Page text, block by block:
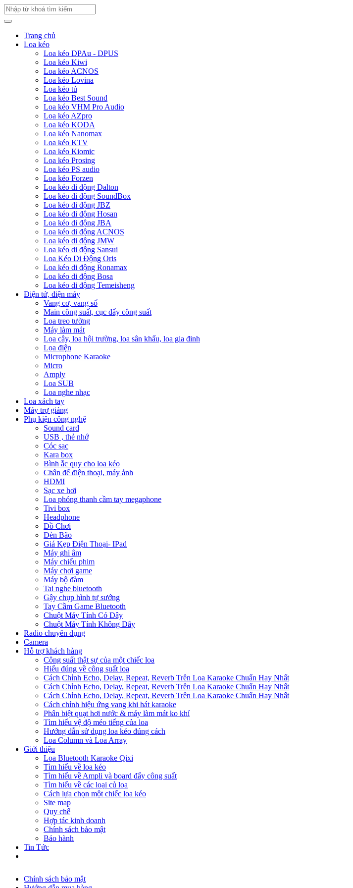
Trang chủ
Loa kéo
Loa kéo DPAu - DPUS
Loa kéo Kiwi
Loa kéo ACNOS
Loa kéo Lovina
Loa kéo tủ
Loa kéo Best Sound
Loa kéo VHM Pro Audio
Loa kéo AZpro
Loa kéo KODA
Loa kéo Nanomax
Loa kéo KTV
Loa kéo Kiomic
Loa kéo Prosing
Loa kéo PS audio
Loa kéo Forzen
Loa kéo di động Dalton
Loa kéo di động SoundBox
Loa kéo di động JBZ
Loa kéo di động Hosan
Loa kéo di động JBA
Loa kéo di động ACNOS
Loa kéo di động JMW
Loa kéo di động Sansui
Loa Kéo Di Động Oris
Loa kéo di động Ronamax
Loa kéo di động Bosa
Loa kéo di động Temeisheng
Điện tử, điện máy
Vang cơ, vang số
Main công suất, cục đẩy công suất
Loa treo tường
Máy làm mát
Loa cây, loa hội trường, loa sân khấu, loa gia đinh
Loa điện
Microphone Karaoke
Micro
Amply
Loa SUB
Loa nghe nhạc
Loa xách tay
Máy trợ giảng
Phụ kiện công nghệ
Sound card
USB , thẻ nhớ
Cóc sạc
Kara box
Bình ắc quy cho loa kéo
Chân để điện thoại, máy ảnh
HDMI
Sạc xe hơi
Loa phóng thanh cầm tay megaphone
Tivi box
Headphone
Đồ Chơi
Đèn Bão
Giá Kẹp Điện Thoại- IPad
Máy ghi âm
Máy chiếu phim
Máy chơi game
Máy bộ đàm
Tai nghe bluetooth
Gậy chụp hình tự sướng
Tay Cầm Game Bluetooth
Chuột Máy Tính Có Dây
Chuột Máy Tính Không Dây
Radio chuyên dụng
Camera
Hỗ trợ khách hàng
Công suất thật sự của một chiếc loa
Hiểu đúng về công suất loa
Cách Chỉnh Echo, Delay, Repeat, Reverb Trên Loa Karaoke Chuẩn Hay Nhất
Cách Chỉnh Echo, Delay, Repeat, Reverb Trên Loa Karaoke Chuẩn Hay Nhất
Cách Chỉnh Echo, Delay, Repeat, Reverb Trên Loa Karaoke Chuẩn Hay Nhất
Cách chỉnh hiệu ứng vang khi hát karaoke
Phân biệt quạt hơi nước & máy làm mát ko khí
Tìm hiểu vệ độ méo tiếng của loa
Hướng dẫn sử dụng loa kéo đúng cách
Loa Column và Loa Array
Giới thiệu
Loa Bluetooth Karaoke Qixi
Tìm hiểu về loa kéo
Tìm hiểu về Ampli và board đẩy công suất
Tìm hiểu về các loại củ loa
Cách lựa chọn một chiếc loa kéo
Site map
Quy chế
Hợp tác kinh doanh
Chính sách bảo mật
Bảo hành
Tin Tức
Chính sách bảo mật